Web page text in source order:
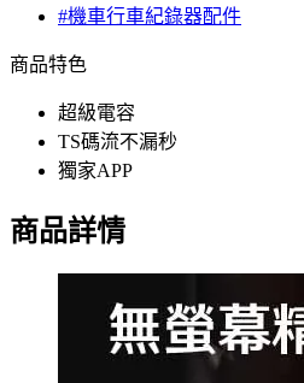
#機車行車紀錄器配件
商品特色
超級電容
TS碼流不漏秒
獨家APP
商品詳情